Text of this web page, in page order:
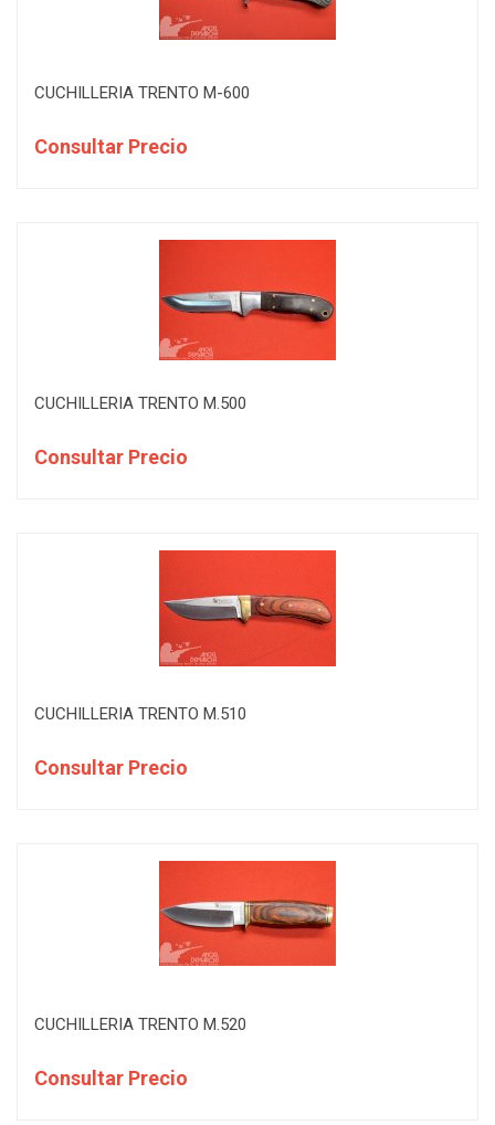
CUCHILLERIA TRENTO M-600
Consultar Precio
CUCHILLERIA TRENTO M.500
Consultar Precio
CUCHILLERIA TRENTO M.510
Consultar Precio
CUCHILLERIA TRENTO M.520
Consultar Precio